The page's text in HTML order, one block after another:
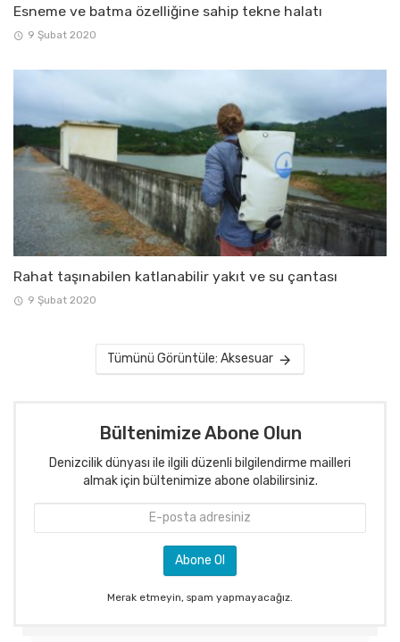
Esneme ve batma özelliğine sahip tekne halatı
9 Şubat 2020
Rahat taşınabilen katlanabilir yakıt ve su çantası
9 Şubat 2020
Tümünü Görüntüle: Aksesuar
Bültenimize Abone Olun
Denizcilik dünyası ile ilgili düzenli bilgilendirme mailleri
almak için bültenimize abone olabilirsiniz.
Merak etmeyin, spam yapmayacağız.